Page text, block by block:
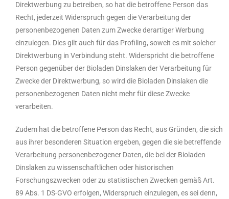
Direktwerbung zu betreiben, so hat die betroffene Person das
Recht, jederzeit Widerspruch gegen die Verarbeitung der
personenbezogenen Daten zum Zwecke derartiger Werbung
einzulegen. Dies gilt auch für das Profiling, soweit es mit solcher
Direktwerbung in Verbindung steht. Widerspricht die betroffene
Person gegenüber der Bioladen Dinslaken der Verarbeitung für
Zwecke der Direktwerbung, so wird die Bioladen Dinslaken die
personenbezogenen Daten nicht mehr für diese Zwecke
verarbeiten.
Zudem hat die betroffene Person das Recht, aus Gründen, die sich
aus ihrer besonderen Situation ergeben, gegen die sie betreffende
Verarbeitung personenbezogener Daten, die bei der Bioladen
Dinslaken zu wissenschaftlichen oder historischen
Forschungszwecken oder zu statistischen Zwecken gemäß Art.
89 Abs. 1 DS-GVO erfolgen, Widerspruch einzulegen, es sei denn,